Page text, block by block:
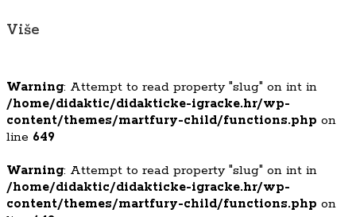
Više
Warning: Attempt to read property "slug" on int in
/home/didaktic/didakticke-igracke.hr/wp-
content/themes/martfury-child/functions.php on
line 649
Warning: Attempt to read property "slug" on int in
/home/didaktic/didakticke-igracke.hr/wp-
content/themes/martfury-child/functions.php on